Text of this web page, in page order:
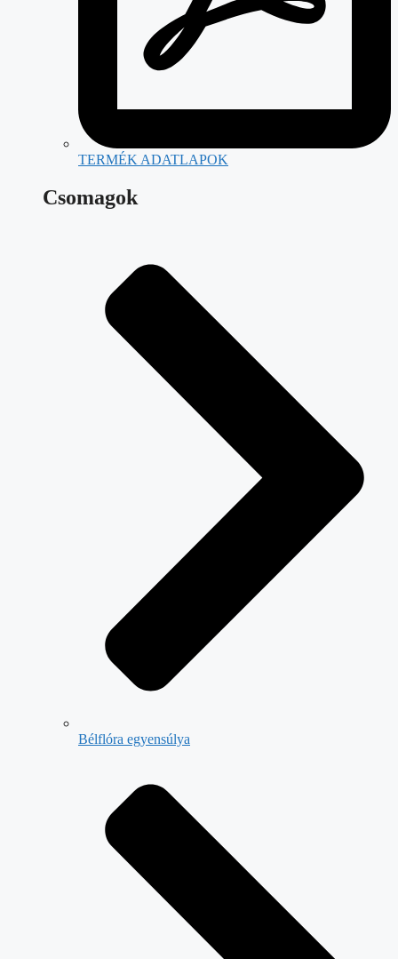
TERMÉK ADATLAPOK
Csomagok
Bélflóra egyensúlya